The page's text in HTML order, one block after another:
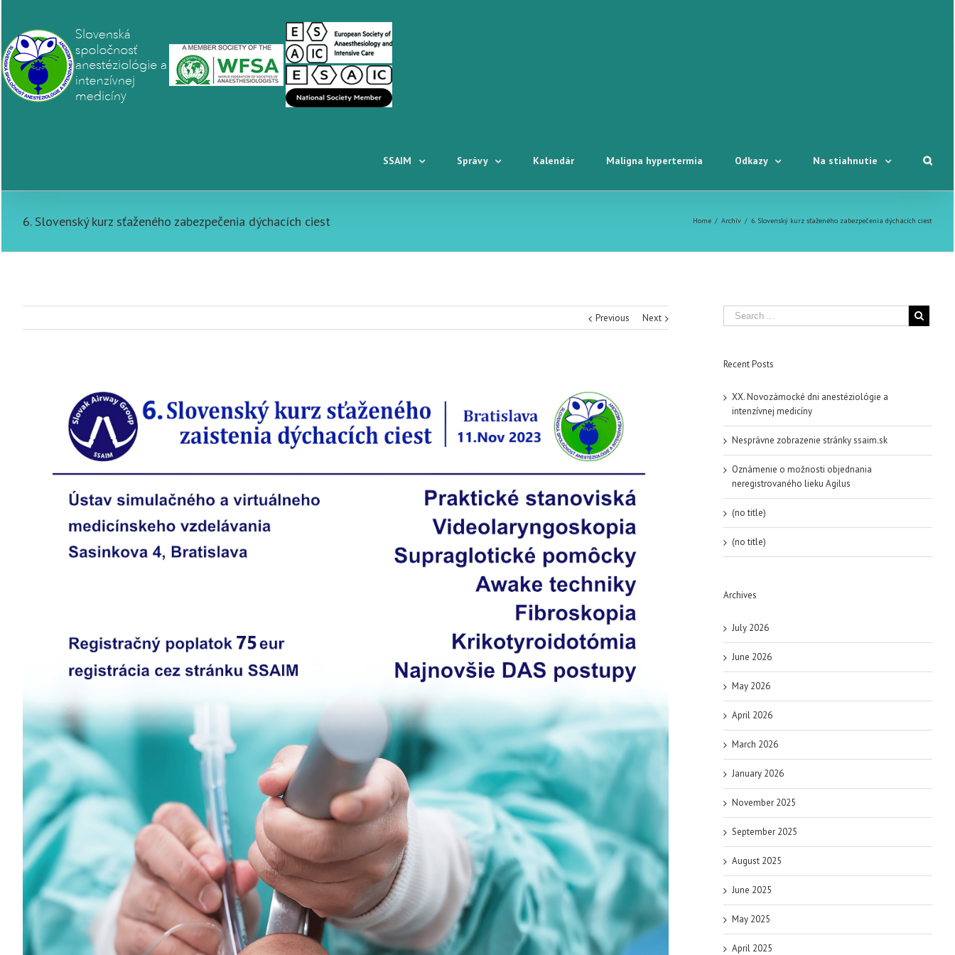
SSAIM Správy Kalendár Malígna hypertermia Odkazy Na stiahnutie
6. Slovenský kurz sťaženého zabezpečenia dýchacích ciest Home / Archív / 6. Slovenský kurz sťaženého zabezpečenia dýchacích ciest
Previous Next
Recent Posts
XX. Novozámocké dni anestéziológie a
intenzívnej medicíny
Nesprávne zobrazenie stránky ssaim.sk
Oznámenie o možnosti objednania
neregistrovaného lieku Agilus
(no title)
(no title)
Archives
July 2026
June 2026
May 2026
April 2026
March 2026
January 2026
November 2025
September 2025
August 2025
June 2025
May 2025
April 2025